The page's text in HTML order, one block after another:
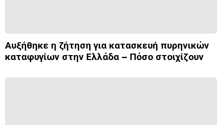
Αυξήθηκε η ζήτηση για κατασκευή πυρηνικών
καταφυγίων στην Ελλάδα – Πόσο στοιχίζουν